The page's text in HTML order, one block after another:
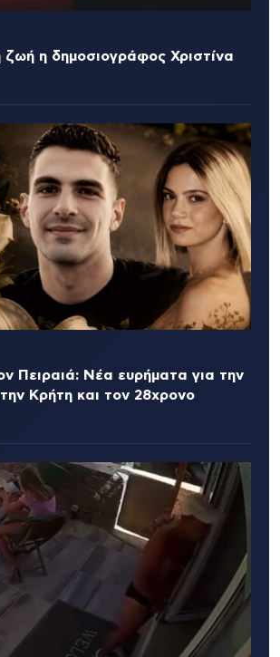
ζωή η δημοσιογράφος Χριστίνα
Πειραιά: Νέα ευρήματα για την
Κρήτη και τον 28χρονο